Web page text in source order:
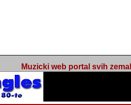
Muzicki web portal svih